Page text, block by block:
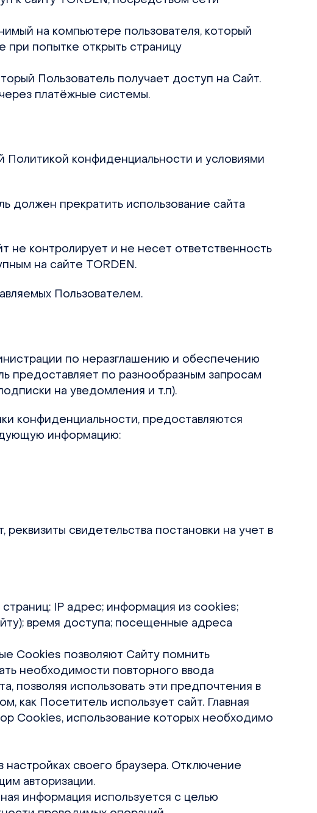
на компьютере пользователя, который
при попытке открыть страницу
Пользователь получает доступ на Сайт.
через платёжные системы.
Политикой конфиденциальности и условиями
должен прекратить использование сайта
не контролирует и не несет ответственность
на сайте TORDEN.
Пользователем.
по неразглашению и обеспечению
предоставляет по разнообразным запросам
на уведомления и т.п).
конфиденциальности, предоставляются
информацию:
свидетельства постановки на учет в
IP адрес; информация из cookies;
время доступа; посещенные адреса
Cookies позволяют Сайту помнить
необходимости повторного ввода
позволяя использовать эти предпочтения в
как Посетитель использует сайт. Главная
Cookies, использование которых необходимо
настройках своего браузера. Отключение
авторизации.
информация используется с целью